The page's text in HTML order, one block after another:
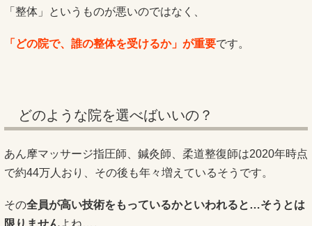
「整体」というものが悪いのではなく、
「どの院で、誰の整体を受けるか」が重要です。
どのような院を選べばいいの？
あん摩マッサージ指圧師、鍼灸師、柔道整復師は2020年時点
で約44万人おり、その後も年々増えているそうです。
その全員が高い技術をもっているかといわれると…そうとは
限りませんよね…。